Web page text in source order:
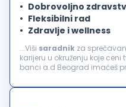
Dobrovoljno
Fleksibilni rad
Zdravlje i wellness
...Viši saradnik za
karijeru u okruženju koje
banci a.d Beograd imaćeš
karijernoj...